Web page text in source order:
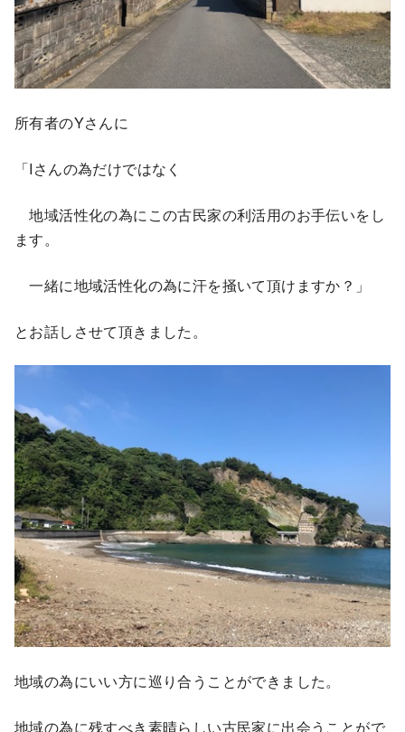
所有者のYさんに
「Iさんの為だけではなく
地域活性化の為にこの古民家の利活用のお手伝いをし
ます。
一緒に地域活性化の為に汗を掻いて頂けますか？」
とお話しさせて頂きました。
地域の為にいい方に巡り合うことができました。
地域の為に残すべき素晴らしい古民家に出会うことがで